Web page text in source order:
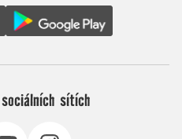
sociálních sítích